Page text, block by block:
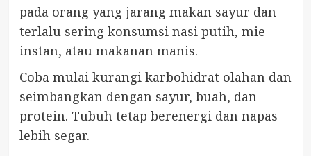
pada orang yang jarang makan sayur dan
terlalu sering konsumsi nasi putih, mie
instan, atau makanan manis.
Coba mulai kurangi karbohidrat olahan dan
seimbangkan dengan sayur, buah, dan
protein. Tubuh tetap berenergi dan napas
lebih segar.